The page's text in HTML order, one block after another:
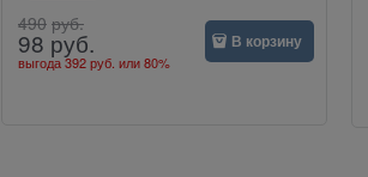
490 руб.
98 руб.
выгода392 руб. или80%
В корзину